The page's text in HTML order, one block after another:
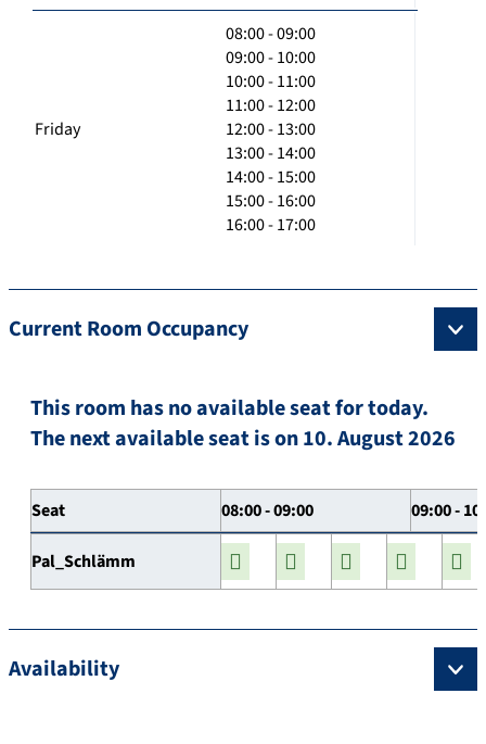
Friday
08:00 - 09:00
09:00 - 10:00
10:00 - 11:00
11:00 - 12:00
12:00 - 13:00
13:00 - 14:00
14:00 - 15:00
15:00 - 16:00
16:00 - 17:00
Current Room Occupancy
This room has no available seat for today.
The next available seat is on 10. August 2026
Seat 08:00 - 09:00 09:00 -
Pal_Schlämm
Availability